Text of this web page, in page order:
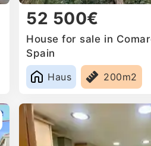
52 500€
House for sale in
Spain
Haus
200m2